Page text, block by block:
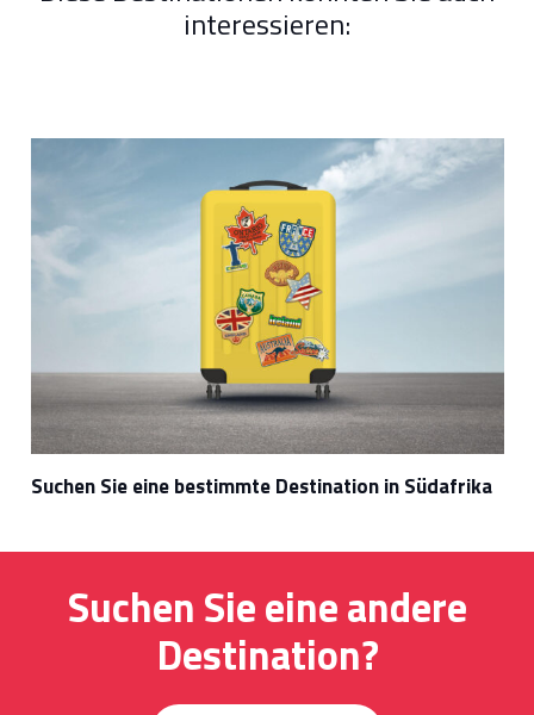
interessieren:
Suchen Sie eine bestimmte Destination in Südafrika
Suchen Sie eine andere
Destination?